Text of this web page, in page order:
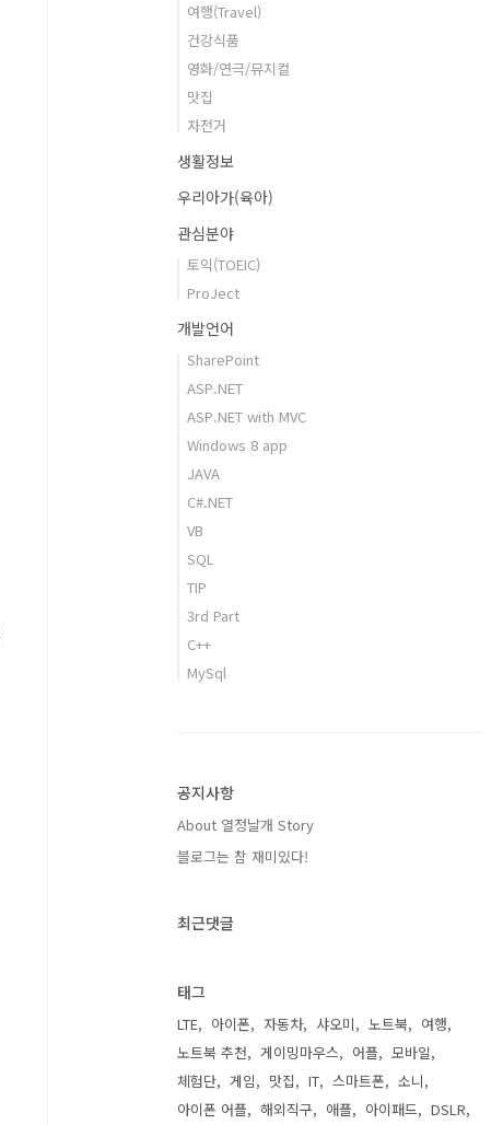
여행(Travel)
건강식품
영화/연극/뮤지컬
맛집
자전거
생활정보
우리아가(육아)
관심분야
토익(TOEIC)
ProJect
개발언어
SharePoint
ASP.NET
ASP.NET with MVC
Windows 8 app
JAVA
C#.NET
VB
SQL
TIP
3rd Part
C++
MySql
공지사항
About 열정날개 Story
블로그는 참 재미있다!
최근댓글
태그
LTE 아이폰 자동차 샤오미 노트북
여행
노트북 추천
게이밍마우스 어플
모바일
체험단
게임 맛집 IT 스마트폰
소니
아이폰 어플
해외직구 애플 아이패드
DSLR